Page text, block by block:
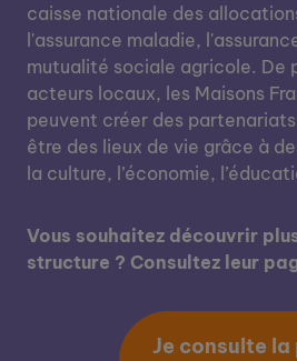
caisse nationale des
l'assurance maladie,
mutualité sociale agricole. De
acteurs locaux, les Maisons
peuvent créer des
être des lieux de vie grâce à
la culture, l’économie,
Vous souhaitez découvrir
structure ? Consultez leur
Je consulte la